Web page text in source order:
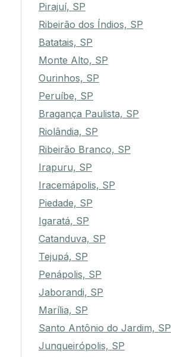
Pirajuí, SP
Ribeirão dos Índios, SP
Batatais, SP
Monte Alto, SP
Ourinhos, SP
Peruíbe, SP
Bragança Paulista, SP
Riolândia, SP
Ribeirão Branco, SP
Irapuru, SP
Iracemápolis, SP
Piedade, SP
Igaratá, SP
Catanduva, SP
Tejupá, SP
Penápolis, SP
Jaborandi, SP
Marília, SP
Santo Antônio do Jardim, SP
Junqueirópolis, SP